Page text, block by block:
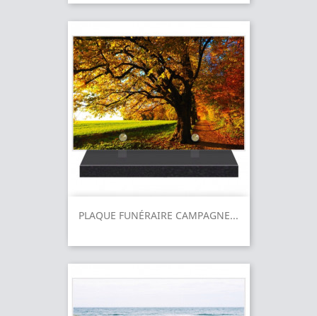
PLAQUE FUNÉRAIRE CAMPAGNE...